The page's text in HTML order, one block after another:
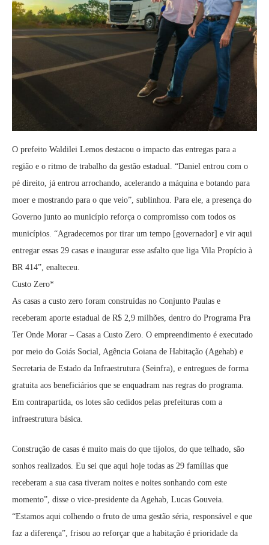
O prefeito Waldilei Lemos destacou o impacto das entregas para a
região e o ritmo de trabalho da gestão estadual. “Daniel entrou com o
pé direito, já entrou arrochando, acelerando a máquina e botando para
moer e mostrando para o que veio”, sublinhou. Para ele, a presença do
Governo junto ao município reforça o compromisso com todos os
municípios. “Agradecemos por tirar um tempo [governador] e vir aqui
entregar essas 29 casas e inaugurar esse asfalto que liga Vila Propício à
BR 414”, enalteceu.
Custo Zero*
As casas a custo zero foram construídas no Conjunto Paulas e
receberam aporte estadual de R$ 2,9 milhões, dentro do Programa Pra
Ter Onde Morar – Casas a Custo Zero. O empreendimento é executado
por meio do Goiás Social, Agência Goiana de Habitação (Agehab) e
Secretaria de Estado da Infraestrutura (Seinfra), e entregues de forma
gratuita aos beneficiários que se enquadram nas regras do programa.
Em contrapartida, os lotes são cedidos pelas prefeituras com a
infraestrutura básica.
Construção de casas é muito mais do que tijolos, do que telhado, são
sonhos realizados. Eu sei que aqui hoje todas as 29 famílias que
receberam a sua casa tiveram noites e noites sonhando com este
momento”, disse o vice-presidente da Agehab, Lucas Gouveia.
“Estamos aqui colhendo o fruto de uma gestão séria, responsável e que
faz a diferença”, frisou ao reforçar que a habitação é prioridade da